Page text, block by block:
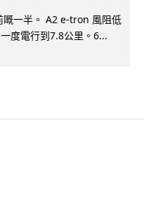
一半。 A2 e-tron 風阻低
度電行到7.8公里。6...